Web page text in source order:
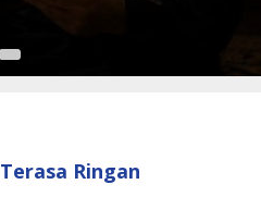
Ringan